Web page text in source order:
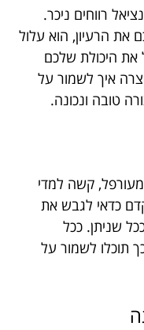
רווחים ניכר.
את הרעיון, הוא עלול
את היכולת שלכם
איך לשמור על
טובה ונכונה.
קשה למדי
כדאי לגבש את
שניתן. ככל
תוכלו לשמור על